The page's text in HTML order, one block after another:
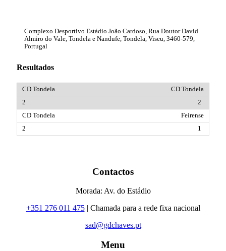
Complexo Desportivo Estádio João Cardoso, Rua Doutor David
Almiro do Vale, Tondela e Nandufe, Tondela, Viseu, 3460-579,
Portugal
Resultados
CD Tondela
2
Feirense
1
Contactos
Morada: Av. do Estádio
+351 276 011 475| Chamada para a rede fixa nacional
sad@gdchaves.pt
Menu